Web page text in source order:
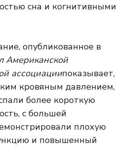
сна и когнитивными
опубликованное в
Американской
ассоциациипоказывает,
кровяным давлением,
более короткую
с большей
плохую
и повышенный